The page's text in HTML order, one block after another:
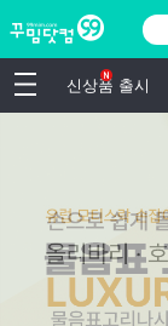
신상품 출시